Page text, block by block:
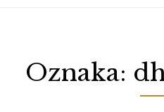
Oznaka: